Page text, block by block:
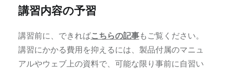
講習内容の予習
講習前に、できればこちらの記事もご覧ください。
講習にかかる費用を抑えるには、製品付属のマニュ
アルやウェブ上の資料で、可能な限り事前に自習い